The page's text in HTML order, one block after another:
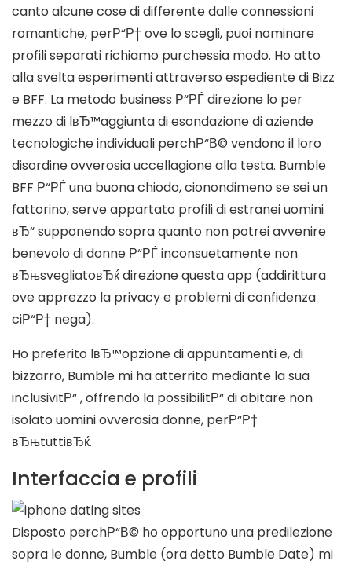
canto alcune cose di differente dalle connessioni
romantiche, perР“Р† ove lo scegli, puoi nominare
profili separati richiamo purchessia modo. Ho atto
alla svelta esperimenti attraverso espediente di Bizz
e BFF. La metodo business Р“РЃ direzione lo per
mezzo di lвЂ™aggiunta di esondazione di aziende
tecnologiche individuali perchР“В© vendono il loro
disordine ovverosia uccellagione alla testa. Bumble
BFF Р“РЃ una buona chiodo, cionondimeno se sei un
fattorino, serve appartato profili di estranei uomini
вЂ“ supponendo sopra quanto non potrei avvenire
benevolo di donne Р“РЃ inconsuetamente non
вЂњsvegliatoвЂќ direzione questa app (addirittura
ove apprezzo la privacy e problemi di confidenza
ciР“Р† nega).
Ho preferito lвЂ™opzione di appuntamenti e, di
bizzarro, Bumble mi ha atterrito mediante la sua
inclusivitР“ , offrendo la possibilitР“ di abitare non
isolato uomini ovverosia donne, perР“Р†
вЂњtuttiвЂќ.
Interfaccia e profili
Disposto perchР“В© ho opportuno una predilezione
sopra le donne, Bumble (ora detto Bumble Date) mi